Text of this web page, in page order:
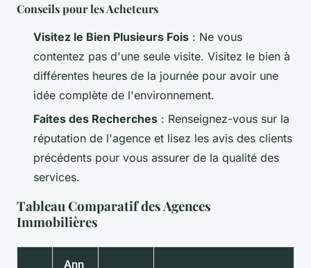
Conseils pour les Acheteurs
Visitez le Bien Plusieurs Fois : Ne vous
contentez pas d'une seule visite. Visitez le bien à
différentes heures de la journée pour avoir une
idée complète de l'environnement.
Faites des Recherches : Renseignez-vous sur la
réputation de l'agence et lisez les avis des clients
précédents pour vous assurer de la qualité des
services.
Tableau Comparatif des Agences
Immobilières
Ann